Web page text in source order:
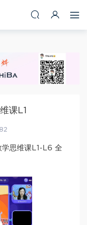
课L1
思维课L1-L6 全